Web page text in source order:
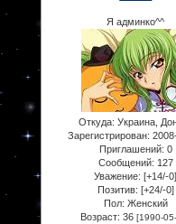
Я админко^^
Откуда: Украина,
Зарегистрирован:
Приглашений: 0
Сообщений: 127
Уважение: [+14/-0]
Позитив: [+24/-0]
Пол: Женский
Возраст: 36[1990-